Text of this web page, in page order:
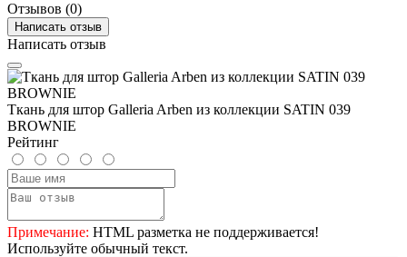
Отзывов (0)
Написать отзыв
Написать отзыв
Ткань для штор Galleria Arben из коллекции SATIN 039
BROWNIE
Рейтинг
Примечание: HTML разметка не поддерживается!
Используйте обычный текст.